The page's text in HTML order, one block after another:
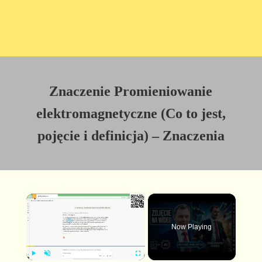
Znaczenie Promieniowanie
elektromagnetyczne (Co to jest,
pojęcie i definicja) – Znaczenia
×
Now Playing